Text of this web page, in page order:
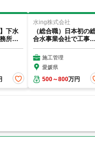
下水
所長
：
水ing株式会社
（総合職）日本初の
合水事業会社で工事現
場における施工管理
業...施工管理
愛媛県
500～800万円